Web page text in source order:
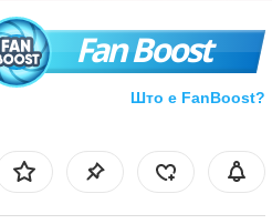
Fan Boost
Што е FanBoost?